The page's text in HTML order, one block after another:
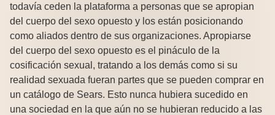
todavía ceden la plataforma a personas que se apropian
del cuerpo del sexo opuesto y los están posicionando
como aliados dentro de sus organizaciones. Apropiarse
del cuerpo del sexo opuesto es el pináculo de la
cosificación sexual, tratando a los demás como si su
realidad sexuada fueran partes que se pueden comprar en
un catálogo de Sears. Esto nunca hubiera sucedido en
una sociedad en la que aún no se hubieran reducido a las